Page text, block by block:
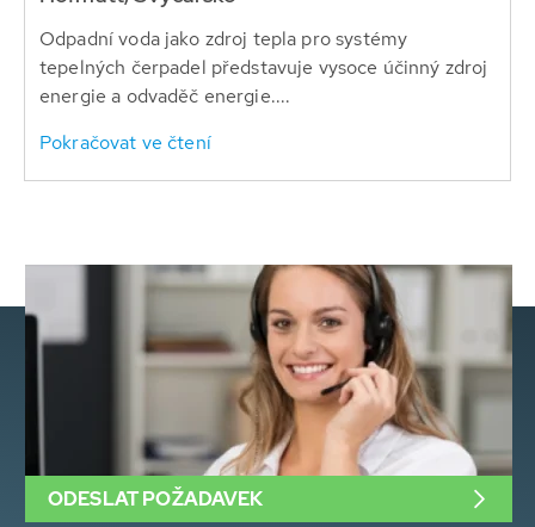
Odpadní voda jako zdroj tepla pro systémy
tepelných čerpadel představuje vysoce účinný zdroj
energie a odvaděč energie....
Pokračovat ve čtení
ODESLAT POŽADAVEK